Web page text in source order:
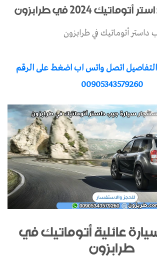
2024 في طرابزون
داستر أتوماتيك في طرابزون
اتصل واتس اب اضغط على الرقم
00905343579260
عائلية أتوماتيك في
طرابزون